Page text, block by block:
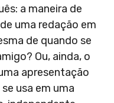
a maneira de
uma redação em
de quando se
Ou, ainda, o
apresentação
usa em uma